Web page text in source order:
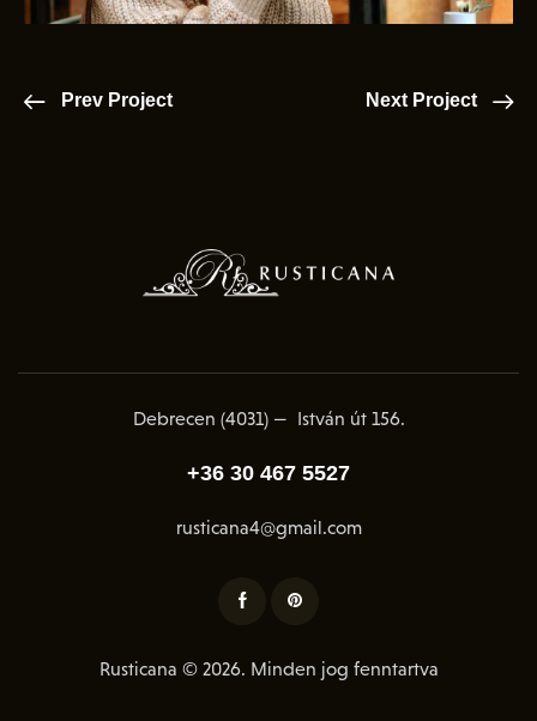
Prev Project Next Project
Debrecen (4031) — István út 156.
+36 30 467 5527
rusticana4@gmail.com
Rusticana © 2026. Minden jog fenntartva